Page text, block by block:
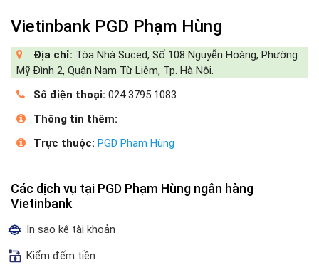
Vietinbank PGD Phạm Hùng
Địa chỉ: Tòa Nhà Suced, Số 108 Nguyễn Hoàng, Phường
Mỹ Đình 2, Quận Nam Từ Liêm, Tp. Hà Nội.
Số điện thoại: 024 3795 1083
Thông tin thêm:
Trực thuộc: PGD Phạm Hùng
Các dịch vụ tại PGD Phạm Hùng ngân hàng
Vietinbank
In sao kê tài khoản
Kiểm đếm tiền